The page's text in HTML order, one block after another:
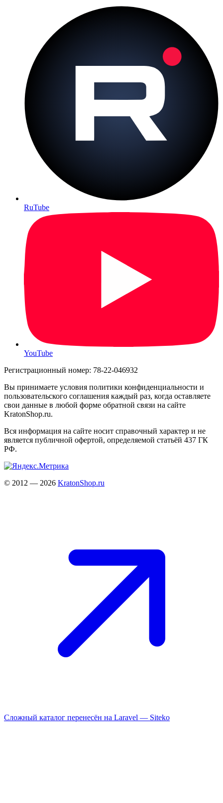
RuTube
YouTube
Регистрационный номер: 78-22-046932
Вы принимаете условия политики конфиденциальности и
пользовательского соглашения каждый раз, когда оставляете
свои данные в любой форме обратной связи на сайте
KratonShop.ru.
Вся информация на сайте носит справочный характер и не
является публичной офертой, определяемой статьёй 437 ГК
РФ.
© 2012 — 2026 KratonShop.ru
Сложный каталог перенесён на Laravel — Siteko